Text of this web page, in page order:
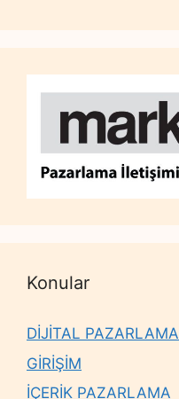
Konular
DİJİTAL PAZARLAMA
GİRİŞİM
İÇERİK PAZARLAMA